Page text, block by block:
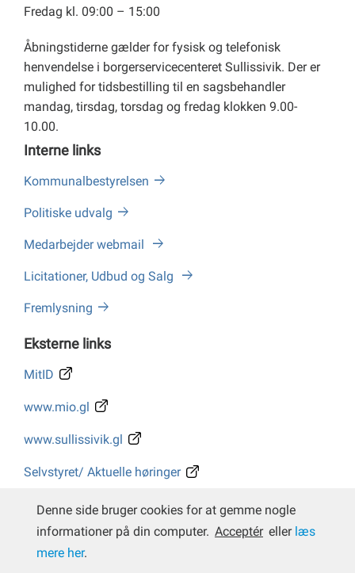
Fredag kl. 09:00 – 15:00
Åbningstiderne gælder for fysisk og telefonisk
henvendelse i borgerservicecenteret Sullissivik. Der er
mulighed for tidsbestilling til en sagsbehandler
mandag, tirsdag, torsdag og fredag klokken 9.00-
10.00.
Interne links
Kommunalbestyrelsen
Politiske udvalg
Medarbejder webmail
Licitationer, Udbud og Salg
Fremlysning
Eksterne links
MitID
www.mio.gl
www.sullissivik.gl
Selvstyret/ Aktuelle høringer
Whistleblower
Denne side bruger cookies for at gemme nogle
informationer på din computer. Acceptér eller læs
mere her.